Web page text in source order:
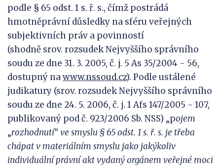
podle § 65 odst. 1 s. ř. s., čímž postrádá
hmotněprávní důsledky na sféru veřejných
subjektivních práv a povinností
(shodně srov. rozsudek Nejvyššího správního
soudu ze dne 31. 3. 2005, č. j. 5 As 35/2004 - 56,
dostupný nawww.nssoud.cz). Podle ustálené
judikatury (srov. rozsudek Nejvyššího správního
soudu ze dne 24. 5. 2006, č. j. 1 Afs 147/2005 - 107,
publikovaný pod č. 923/2006 Sb. NSS) „pojem
„rozhodnutí“ ve smyslu §65 odst. 1 s. ř. s. je třeba
chápat v materiálním smyslu jako jakýkoliv
individuální právní akt vydaný orgánem veřejné moci